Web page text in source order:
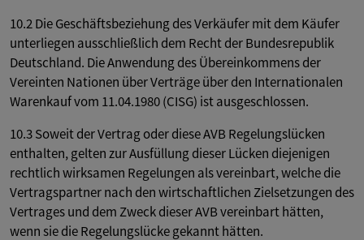
10.2 Die Geschäftsbeziehung des Verkäufer mit dem Käufer
unterliegen ausschließlich dem Recht der Bundesrepublik
Deutschland. Die Anwendung des Übereinkommens der
Vereinten Nationen über Verträge über den Internationalen
Warenkauf vom 11.04.1980 (CISG) ist ausgeschlossen.
10.3 Soweit der Vertrag oder diese AVB Regelungslücken
enthalten, gelten zur Ausfüllung dieser Lücken diejenigen
rechtlich wirksamen Regelungen als vereinbart, welche die
Vertragspartner nach den wirtschaftlichen Zielsetzungen des
Vertrages und dem Zweck dieser AVB vereinbart hätten,
wenn sie die Regelungslücke gekannt hätten.